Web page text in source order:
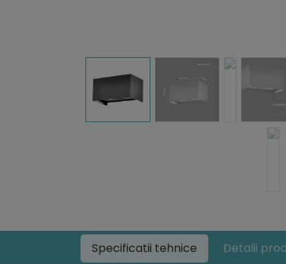
Specificatii tehnice Detalii